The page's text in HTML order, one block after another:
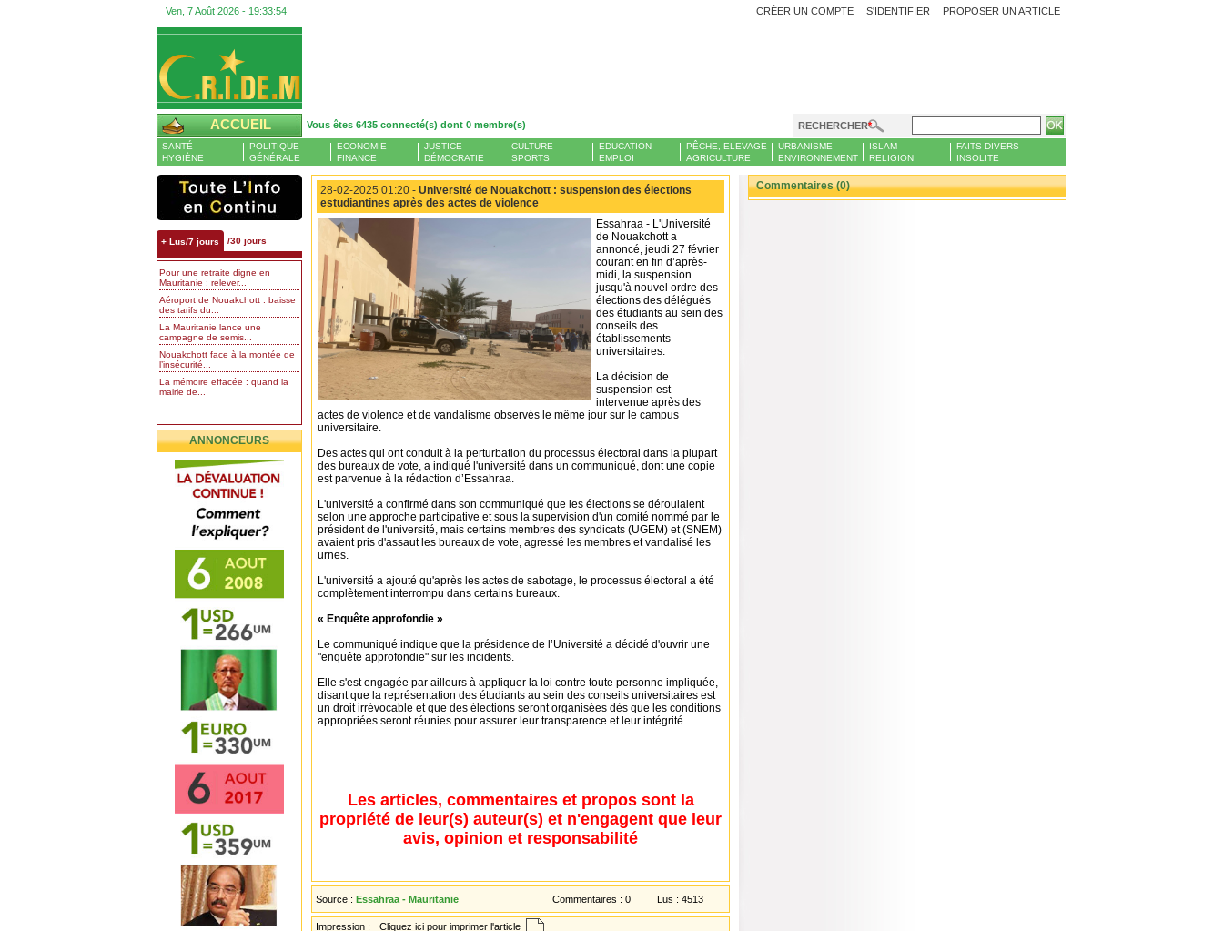
Ven, 7 Août 2026 - 19:33:55 PROPOSER UN ARTICLE
CRÉER UN COMPTE S'IDENTIFIER
ACCUEIL Vous êtes 6435 connecté(s) dont 0 membre(s) RECHERCHER
SANTÉ
HYGIÈNE
POLITIQUE
GÉNÉRALE
ECONOMIE
FINANCE
JUSTICE
DÉMOCRATIE
CULTURE
SPORTS
EDUCATION
EMPLOI
PÊCHE, ELEVAGE
AGRICULTURE
URBANISME
ENVIRONNEMENT
ISLAM
RELIGION
FAITS DIVERS
INSOLITE
+ Lus/7 jours /30 jours
Pour une retraite digne en
Mauritanie : relever...
Aéroport de Nouakchott : baisse
des tarifs du...
La Mauritanie lance une
campagne de semis...
Nouakchott face à la montée de
l’insécurité...
La mémoire effacée : quand la
mairie de...
ANNONCEURS
28-02-2025 01:20 - Université de Nouakchott : suspension des élections
estudiantines après des actes de violence
Essahraa - L'Université
de Nouakchott a
annoncé, jeudi 27 février
courant en fin d’après-
midi, la suspension
jusqu'à nouvel ordre des
élections des délégués
des étudiants au sein des
conseils des
établissements
universitaires.
La décision de
suspension est
intervenue après des
actes de violence et de vandalisme observés le même jour sur le campus
universitaire.
Des actes qui ont conduit à la perturbation du processus électoral dans la plupart
des bureaux de vote, a indiqué l'université dans un communiqué, dont une copie
est parvenue à la rédaction d’Essahraa.
L'université a confirmé dans son communiqué que les élections se déroulaient
selon une approche participative et sous la supervision d'un comité nommé par le
président de l'université, mais certains membres des syndicats (UGEM) et (SNEM)
avaient pris d'assaut les bureaux de vote, agressé les membres et vandalisé les
urnes.
L'université a ajouté qu'après les actes de sabotage, le processus électoral a été
complètement interrompu dans certains bureaux.
« Enquête approfondie »
Le communiqué indique que la présidence de l’Université a décidé d'ouvrir une
"enquête approfondie" sur les incidents.
Elle s'est engagée par ailleurs à appliquer la loi contre toute personne impliquée,
disant que la représentation des étudiants au sein des conseils universitaires est
un droit irrévocable et que des élections seront organisées dès que les conditions
appropriées seront réunies pour assurer leur transparence et leur intégrité.
Les articles, commentaires et propos sont la
propriété de leur(s) auteur(s) et n'engagent que leur
avis, opinion et responsabilité
Source : Essahraa - Mauritanie Commentaires : 0 Lus : 4513
Impression : Cliquez ici pour imprimer l'article
Commentaires (0)